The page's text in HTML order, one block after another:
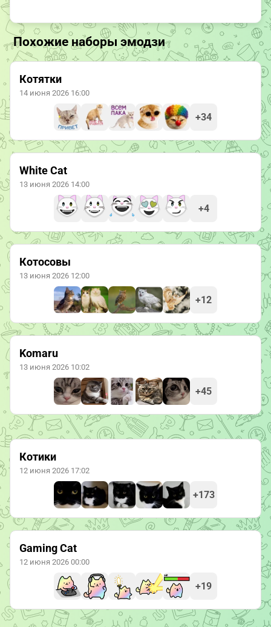
Похожие наборы эмодзи
Котятки
14 июня 2026 16:00
+34
White Cat
13 июня 2026 14:00
+4
Котосовы
13 июня 2026 12:00
+12
Komaru
13 июня 2026 10:02
+45
Котики
12 июня 2026 17:02
+173
Gaming Cat
12 июня 2026 00:00
+19